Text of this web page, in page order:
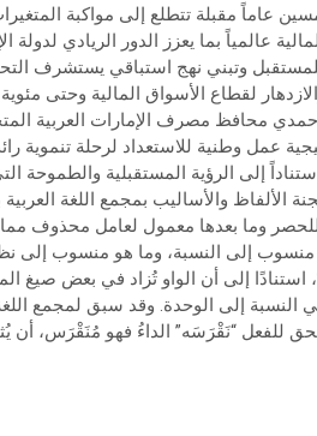
عاماً مقبلة تتطلع إلى مواكبة
عالمياً بما يعزز الدور الريادي لدولة
للمستقبل وتبني نهج استباقي يستشرف
محافظ مصرف الإمارات العربية
عمل وطنية للاستعداد لرحلة تنموية
إلى الرؤية المستقبلية والطموحة
الألفاظ والأساليب بمجمع اللغة
وما بعدها معمول لعامل محذوف
إلى النسبة، وما هو منسوب إلى
استنادًا إلى أن الواو تُزاد في بعض صيغ
إلى الوحدة. وقد سبق لمجمع اللغة
يحق للفعل “نَقْرَسَه” الداءُ فهو مُنَقْرَس،